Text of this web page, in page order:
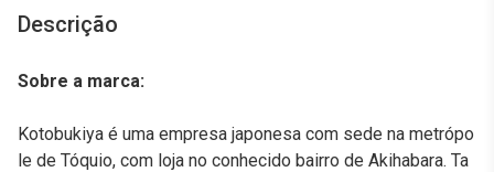
Descrição
Sobre a marca:
Kotobukiya é uma empresa japonesa com sede na metrópo
le de Tóquio, com loja no conhecido bairro de Akihabara. Ta